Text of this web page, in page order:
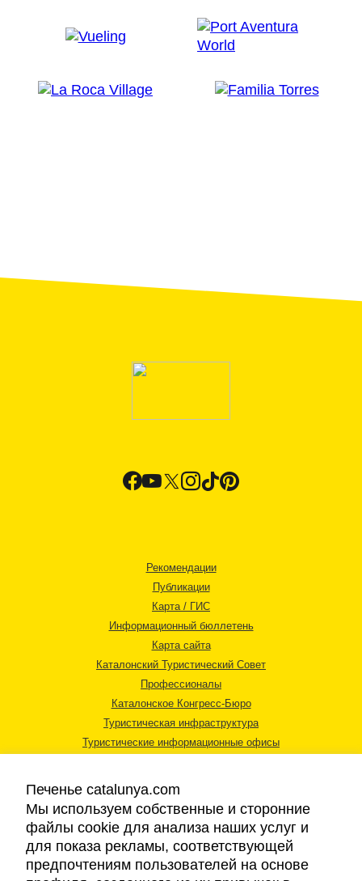
Рекомендации
Публикации
Карта / ГИС
Информационный бюллетень
Карта сайта
Каталонский Туристический Совет
Профессионалы
Каталонское Конгресс-Бюро
Туристическая инфраструктура
Туристические информационные офисы
Правовая информация
Печенье catalunya.com
Мы используем собственные и сторонние
файлы cookie для анализа наших услуг и
для показа рекламы, соответствующей
предпочтениям пользователей на основе